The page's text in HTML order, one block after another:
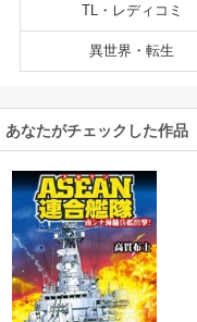
TL・レディコミ
異世界・転生
あなたがチェックした作品